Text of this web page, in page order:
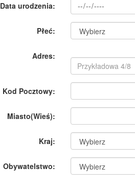
Data urodzenia:
Płeć:
Adres:
Kod Pocztowy:
Miasto(Wieś):
Kraj:
Obywatelstwo: